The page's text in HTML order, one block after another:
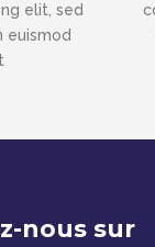
elit, sed
euismod
nous sur